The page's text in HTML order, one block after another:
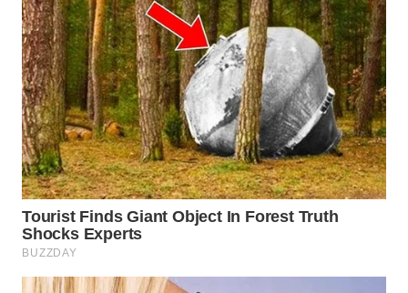
WN
MANDALIKA
WN
LIKUPANG
WN
LABUANBAJO
WN
BORNEO